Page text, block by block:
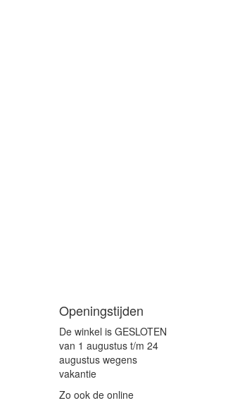
Openingstijden
De winkel is GESLOTEN
van 1 augustus t/m 24
augustus wegens
vakantie
Zo ook de online